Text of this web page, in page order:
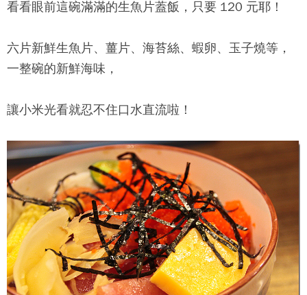
看看眼前這碗滿滿的生魚片蓋飯，只要 120 元耶！
六片新鮮生魚片、薑片、海苔絲、蝦卵、玉子燒等，
一整碗的新鮮海味，
讓小米光看就忍不住口水直流啦！